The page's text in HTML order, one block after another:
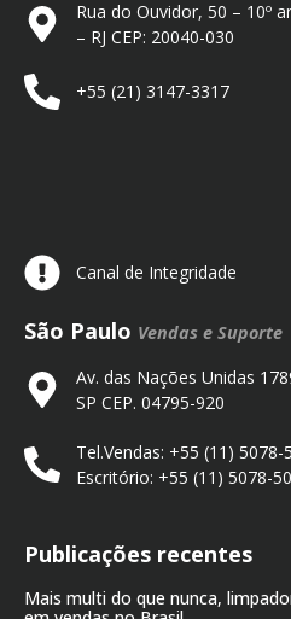
Rua do Ouvidor, 50 – 10º
– RJ CEP: 20040-030
+55 (21) 3147-3317
Canal de Integridade
São Paulo Vendas e Suporte
Av. das Nações Unidas
SP CEP. 04795-920
Tel.Vendas: +55 (11)
Escritório: +55 (11) 5078-
Publicações recentes
Mais multi do que nunca,